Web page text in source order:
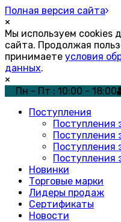
Полная версия сайта
×
Мы используем cookies
сайта. Продолжая
принимаете условия
данных.
×
Пн - Пт : 10:00 - 18:00
Поступления
Поступления
Поступления
Поступления
Поступления
Новинки
Торговые марки
Лидеры продаж
Сертификаты
Новости